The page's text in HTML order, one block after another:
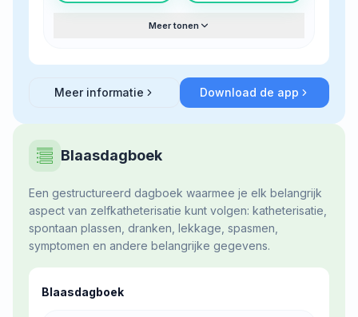
Meer tonen
Meer informatie
aboutKatheterisatieschema
Download de app
Blaasdagboek
Een gestructureerd dagboek waarmee je elk belangrijk
aspect van zelfkatheterisatie kunt volgen: katheterisatie,
spontaan plassen, dranken, lekkage, spasmen,
symptomen en andere belangrijke gegevens.
Blaasdagboek